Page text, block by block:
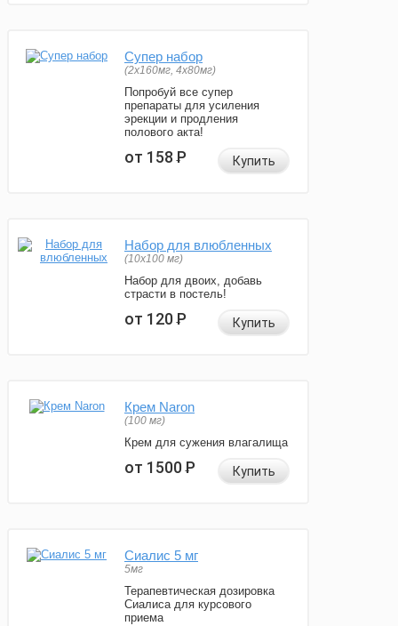
Супер набор
(2х160мг, 4х80мг)
Попробуй все супер
препараты для усиления
эрекции и продления
полового акта!
от 158Р Купить
Набор для влюбленных
(10х100 мг)
Набор для двоих, добавь
страсти в постель!
от 120Р Купить
Крем Naron
(100 мг)
Крем для сужения влагалища
от 1500Р Купить
Сиалис 5 мг
5мг
Терапевтическая дозировка
Сиалиса для курсового
приема